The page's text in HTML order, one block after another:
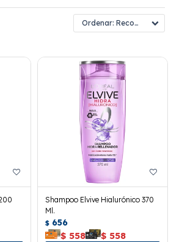
Recomendados
Shampoo Elvive Hialurónico 370
Ml.
$ 656
$ 558 $ 558